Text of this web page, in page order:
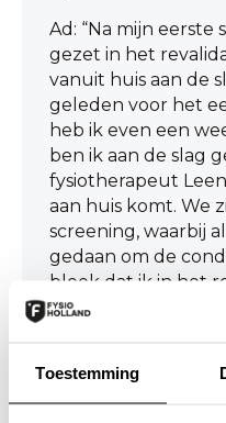
Toestemming
Ad: “Na mijn
gezet in het
vanuit huis aan de
geleden voor het
heb ik even een
ben ik aan de slag
fysiotherapeut
aan huis komt. We
screening, waarbij
gedaan om de
bleek dat ik in het
vooruitgang had
bijvoorbeeld al
kortademigheid die
Leen heeft